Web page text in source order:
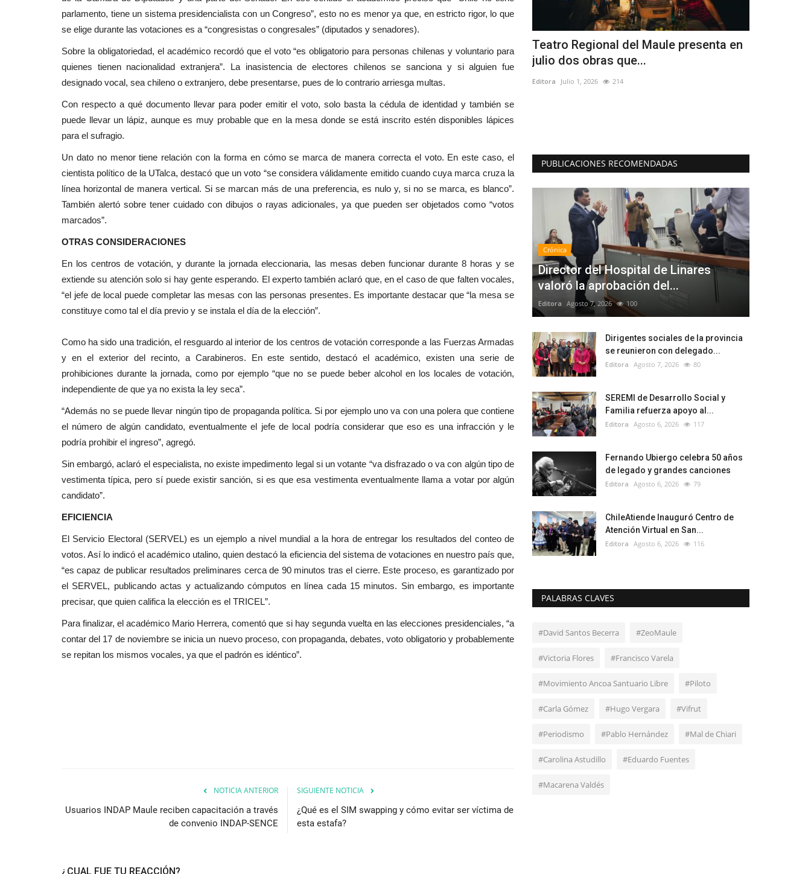
parlamento, tiene un sistema presidencialista con un Congreso”, esto no es menor ya que, en estricto rigor, lo que
se elige durante las votaciones es a “congresistas o congresales” (diputados y senadores).
Sobre la obligatoriedad, el académico recordó que el voto “es obligatorio para personas chilenas y voluntario para
quienes tienen nacionalidad extranjera”. La inasistencia de electores chilenos se sanciona y si alguien fue
designado vocal, sea chileno o extranjero, debe presentarse, pues de lo contrario arriesga multas.
Con respecto a qué documento llevar para poder emitir el voto, solo basta la cédula de identidad y también se
puede llevar un lápiz, aunque es muy probable que en la mesa donde se está inscrito estén disponibles lápices
para el sufragio.
Un dato no menor tiene relación con la forma en cómo se marca de manera correcta el voto. En este caso, el
cientista político de la UTalca, destacó que un voto “se considera válidamente emitido cuando cuya marca cruza la
línea horizontal de manera vertical. Si se marcan más de una preferencia, es nulo y, si no se marca, es blanco”.
También alertó sobre tener cuidado con dibujos o rayas adicionales, ya que pueden ser objetados como “votos
marcados”.
OTRAS CONSIDERACIONES
En los centros de votación, y durante la jornada eleccionaria, las mesas deben funcionar durante 8 horas y se
extiende su atención solo si hay gente esperando. El experto también aclaró que, en el caso de que falten vocales,
“el jefe de local puede completar las mesas con las personas presentes. Es importante destacar que “la mesa se
constituye como tal el día previo y se instala el día de la elección”.
Como ha sido una tradición, el resguardo al interior de los centros de votación corresponde a las Fuerzas Armadas
y en el exterior del recinto, a Carabineros. En este sentido, destacó el académico, existen una serie de
prohibiciones durante la jornada, como por ejemplo “que no se puede beber alcohol en los locales de votación,
independiente de que ya no exista la ley seca”.
“Además no se puede llevar ningún tipo de propaganda política. Si por ejemplo uno va con una polera que contiene
el número de algún candidato, eventualmente el jefe de local podría considerar que eso es una infracción y le
podría prohibir el ingreso”, agregó.
Sin embargó, aclaró el especialista, no existe impedimento legal si un votante “va disfrazado o va con algún tipo de
vestimenta típica, pero sí puede existir sanción, si es que esa vestimenta eventualmente llama a votar por algún
candidato”.
EFICIENCIA
El Servicio Electoral (SERVEL) es un ejemplo a nivel mundial a la hora de entregar los resultados del conteo de
votos. Así lo indicó el académico utalino, quien destacó la eficiencia del sistema de votaciones en nuestro país que,
“es capaz de publicar resultados preliminares cerca de 90 minutos tras el cierre. Este proceso, es garantizado por
el SERVEL, publicando actas y actualizando cómputos en línea cada 15 minutos. Sin embargo, es importante
precisar, que quien califica la elección es el TRICEL”.
Para finalizar, el académico Mario Herrera, comentó que si hay segunda vuelta en las elecciones presidenciales, “a
contar del 17 de noviembre se inicia un nuevo proceso, con propaganda, debates, voto obligatorio y probablemente
se repitan los mismos vocales, ya que el padrón es idéntico”.
NOTICIA ANTERIOR
Usuarios INDAP Maule reciben capacitación a través
de convenio INDAP-SENCE
SIGUIENTE NOTICIA
¿Qué es el SIM swapping y cómo evitar ser víctima de
esta estafa?
¿CUAL FUE TU REACCIÓN?
Mindep-IND del Maule dio el vamos a
sus talleres sociales...
Editora Enero 25, 2026 724
La oferta programática del Mindep- IND de la región del
Maule también abarca jóvenes,...
Encuesta CRITERIA posiciona a Paulina
Vodanovic y su colega...
Editora Julio 7, 2026 245
La congresal por el Maule, insistió que uno de sus objetivos
es defender los derechos...
Teatro Regional del Maule presenta en
julio dos obras que...
Editora Julio 1, 2026 214
PUBLICACIONES RECOMENDADAS
Crónica
Director del Hospital de Linares
valoró la aprobación del...
Editora Agosto 7, 2026 100
Dirigentes sociales de la provincia
se reunieron con delegado...
Editora Agosto 7, 2026 80
SEREMI de Desarrollo Social y
Familia refuerza apoyo al...
Editora Agosto 6, 2026 117
Fernando Ubiergo celebra 50 años
de legado y grandes canciones
Editora Agosto 6, 2026 79
ChileAtiende Inauguró Centro de
Atención Virtual en San...
Editora Agosto 6, 2026 116
PALABRAS CLAVES
#David Santos Becerra #ZeoMaule
#Victoria Flores #Francisco Varela
#Movimiento Ancoa Santuario Libre #Piloto
#Carla Gómez #Hugo Vergara #Vifrut
#Periodismo #Pablo Hernández #Mal de Chiari
#Carolina Astudillo #Eduardo Fuentes
#Macarena Valdés